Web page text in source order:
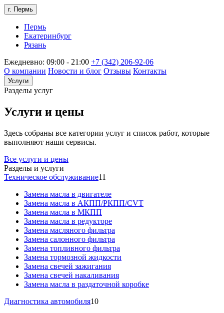
г. Пермь
Пермь
Екатеринбург
Рязань
Ежедневно: 09:00 - 21:00 +7 (342) 206-92-06
О компании Новости и блог Отзывы Контакты
Услуги
Разделы услуг
Услуги и цены
Здесь собраны все категории услуг и список работ, которые
выполняют наши сервисы.
Все услуги и цены
Разделы и услуги
Техническое обслуживание11
Замена масла в двигателе
Замена масла в АКПП/РКПП/CVT
Замена масла в МКПП
Замена масла в редукторе
Замена масляного фильтра
Замена салонного фильтра
Замена топливного фильтра
Замена тормозной жидкости
Замена свечей зажигания
Замена свечей накаливания
Замена масла в раздаточной коробке
Диагностика автомобиля10